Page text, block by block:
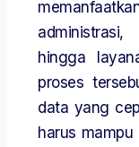
hingga
proses
data yang
harus